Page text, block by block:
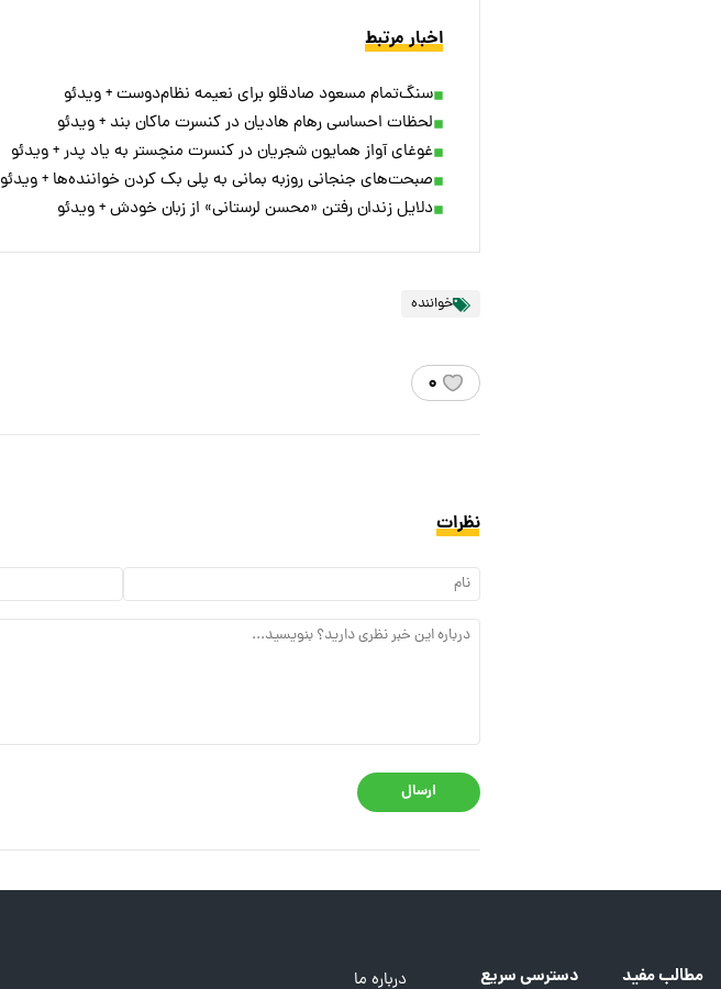
اخبار مرتبط
سنگ‌تمام مسعود صادقلو برای نعیمه نظام‌دوست + ویدئو
لحظات احساسی رهام هادیان در کنسرت ماکان بند + ویدئو
غوغای آواز همایون شجریان در کنسرت منچستر به یاد پدر + ویدئو
صبحت‌های جنجانی روزبه بمانی به پلی بک کردن خواننده‌ها + ویدئو
دلایل زندان رفتن «محسن لرستانی» از زبان خودش + ویدئو
خواننده
۰
نظرات
ارسال
مطالب مفید دسترسی سریع درباره ما